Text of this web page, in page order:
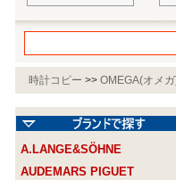
時計コピー >> OMEGA(オメ
A.LANGE&SÖHNE
AUDEMARS PIGUET